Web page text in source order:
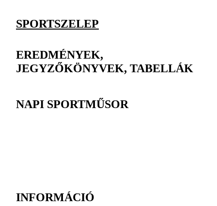
SPORTSZELEP
EREDMÉNYEK,
JEGYZŐKÖNYVEK, TABELLÁK
NAPI SPORTMŰSOR
INFORMÁCIÓ